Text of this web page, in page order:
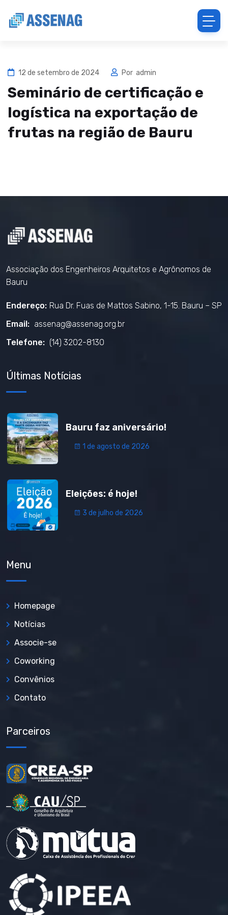
12 de setembro de 2024 Por admin
Seminário de certificação e
logística na exportação de
frutas na região de Bauru
Associação dos Engenheiros Arquitetos e Agrônomos de
Bauru
Endereço: Rua Dr. Fuas de Mattos Sabino, 1-15. Bauru – SP
Email: assenag@assenag.org.br
Telefone: (14) 3202-8130
Últimas Notícias
Bauru faz aniversário!
1 de agosto de 2026
Eleições: é hoje!
3 de julho de 2026
Menu
Homepage
Notícias
Associe-se
Coworking
Convênios
Contato
Parceiros